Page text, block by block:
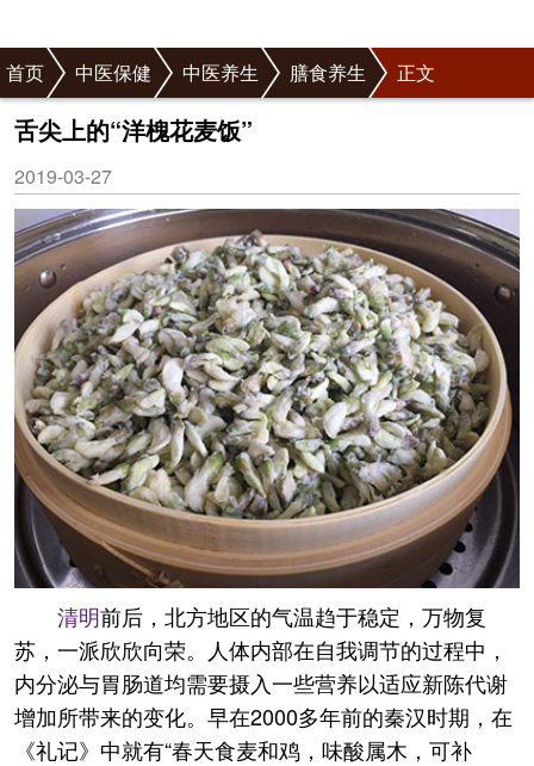
首页 中医保健 中医养生 膳食养生 正文
舌尖上的“洋槐花麦饭”
2019-03-27
清明前后，北方地区的气温趋于稳定，万物复
苏，一派欣欣向荣。人体内部在自我调节的过程中，
内分泌与胃肠道均需要摄入一些营养以适应新陈代谢
增加所带来的变化。早在2000多年前的秦汉时期，在
《礼记》中就有“春天食麦和鸡，味酸属木，可补